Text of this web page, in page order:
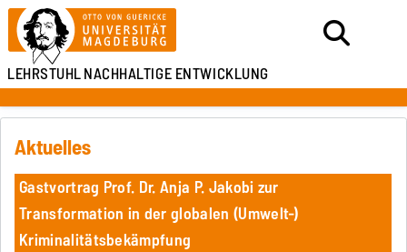
LEHRSTUHLNACHHALTIGE ENTWICKLUNG
Aktuelles
Gastvortrag Prof. Dr. Anja P. Jakobi zur
Transformation in der globalen (Umwelt-)
Kriminalitätsbekämpfung